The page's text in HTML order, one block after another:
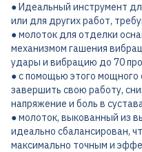
● Идеальный инструмент
или для других работ,
● молоток для отделки
механизмом гашения
удары и вибрацию до 70
● с помощью этого
завершить свою работу,
напряжение и боль в
● молоток, выкованный из
идеально сбалансирован,
максимально точным и